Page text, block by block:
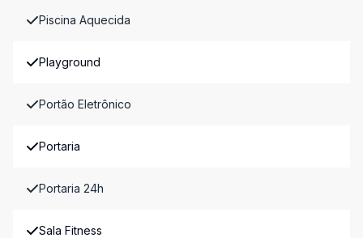
Piscina Aquecida
Playground
Portão Eletrônico
Portaria
Portaria 24h
Sala Fitness